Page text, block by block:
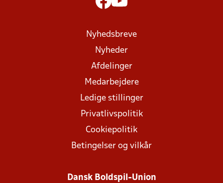
Nyhedsbreve
Nyheder
Afdelinger
Medarbejdere
Ledige stillinger
Privatlivspolitik
Cookiepolitik
Betingelser og vilkår
Dansk Boldspil-Union